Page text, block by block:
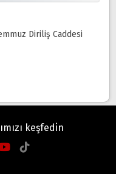
Diriliş Caddesi
keşfedin